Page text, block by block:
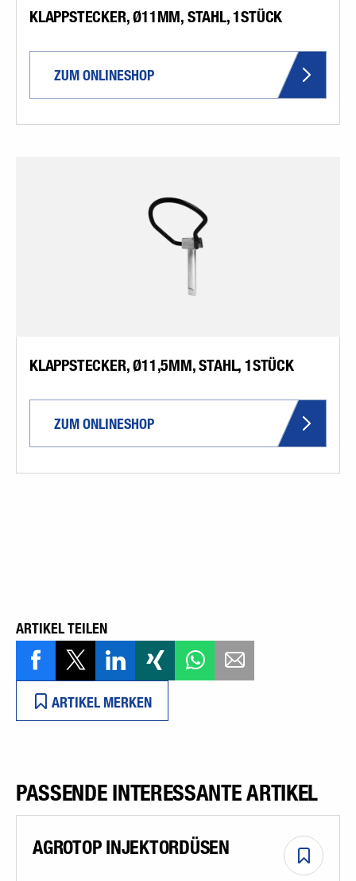
KLAPPSTECKER, Ø11MM, STAHL, 1STÜCK
ZUM ONLINESHOP
KLAPPSTECKER, Ø11,5MM, STAHL, 1STÜCK
ZUM ONLINESHOP
ARTIKEL TEILEN
ARTIKEL MERKEN
PASSENDE INTERESSANTE ARTIKEL
AGROTOP INJEKTORDÜSEN